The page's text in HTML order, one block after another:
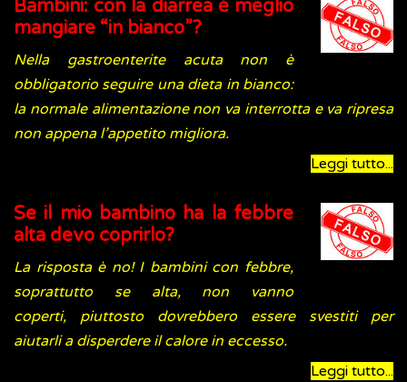
Bambini: con la diarrea è meglio
mangiare “in bianco”?
Nella gastroenterite acuta non è
obbligatorio seguire una dieta in bianco:
la normale alimentazione non va interrotta e va ripresa
non appena l’appetito migliora.
Leggi tutto...
Se il mio bambino ha la febbre
alta devo coprirlo?
La risposta è no! I bambini con febbre,
soprattutto se alta, non vanno
coperti, piuttosto dovrebbero essere svestiti per
aiutarli a disperdere il calore in eccesso.
Leggi tutto...